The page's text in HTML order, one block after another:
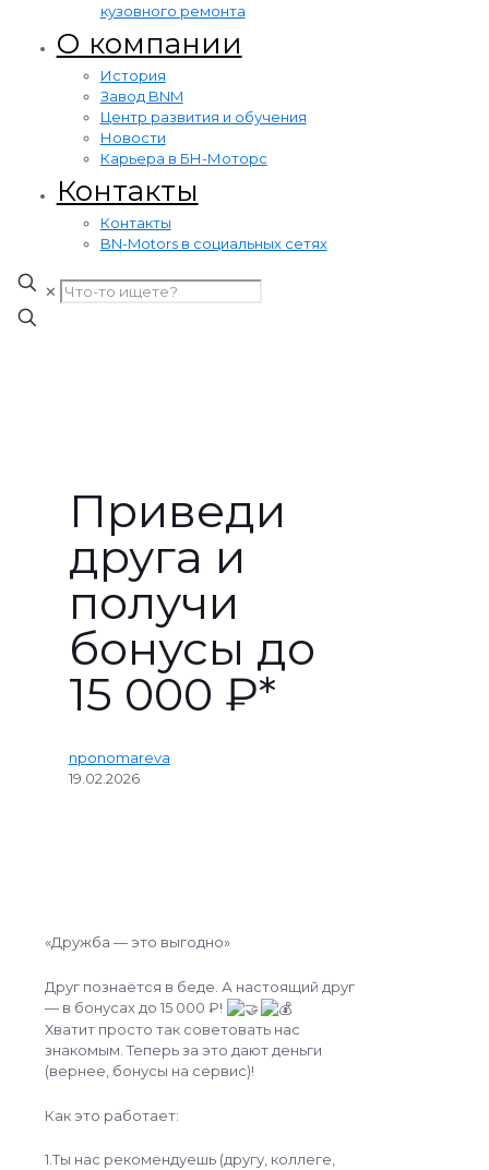
кузовного ремонта
О компании
История
Завод BNM
Центр развития и обучения
Новости
Карьера в БН-Моторс
Контакты
Контакты
BN-Motors в социальных сетях
✕
Приведи
друга и
получи
бонусы до
15 000 ₽*
nponomareva
19.02.2026
«Дружба — это выгодно»
Друг познаётся в беде. А настоящий друг
— в бонусах до 15 000 ₽!
Хватит просто так советовать нас
знакомым. Теперь за это дают деньги
(вернее, бонусы на сервис)!
Как это работает:
1.Ты нас рекомендуешь (другу, коллеге,